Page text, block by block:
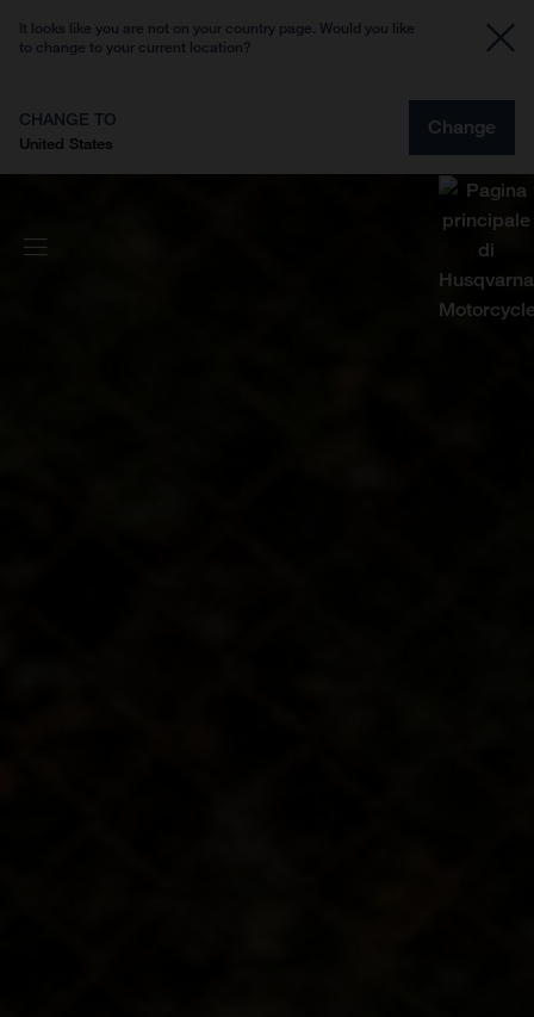
It looks like you are not on your country page. Would you like
to change to your current location?
CHANGE TO
United States
Change